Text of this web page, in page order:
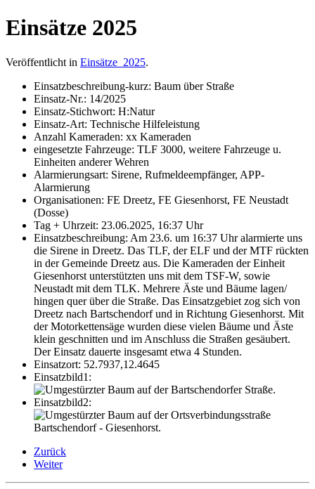
Einsätze 2025
Veröffentlicht in Einsätze_2025.
Einsatzbeschreibung-kurz: Baum über Straße
Einsatz-Nr.: 14/2025
Einsatz-Stichwort: H:Natur
Einsatz-Art: Technische Hilfeleistung
Anzahl Kameraden: xx Kameraden
eingesetzte Fahrzeuge: TLF 3000, weitere Fahrzeuge u.
Einheiten anderer Wehren
Alarmierungsart: Sirene, Rufmeldeempfänger, APP-
Alarmierung
Organisationen: FE Dreetz, FE Giesenhorst, FE Neustadt
(Dosse)
Tag + Uhrzeit: 23.06.2025, 16:37 Uhr
Einsatzbeschreibung: Am 23.6. um 16:37 Uhr alarmierte uns
die Sirene in Dreetz. Das TLF, der ELF und der MTF rückten
in der Gemeinde Dreetz aus. Die Kameraden der Einheit
Giesenhorst unterstützten uns mit dem TSF-W, sowie
Neustadt mit dem TLK. Mehrere Äste und Bäume lagen/
hingen quer über die Straße. Das Einsatzgebiet zog sich von
Dreetz nach Bartschendorf und in Richtung Giesenhorst. Mit
der Motorkettensäge wurden diese vielen Bäume und Äste
klein geschnitten und im Anschluss die Straßen gesäubert.
Der Einsatz dauerte insgesamt etwa 4 Stunden.
Einsatzort: 52.7937,12.4645
Einsatzbild1:
Einsatzbild2:
Zurück
Weiter